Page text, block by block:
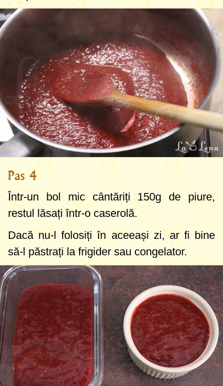
Pas 4
Într-un bol mic cântăriți150g de piure,
restul lăsați într-o caserolă.
Dacă nu-l folosiți în aceeași zi, ar fi bine
să-l păstrați la frigider sau congelator.